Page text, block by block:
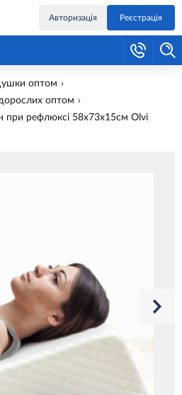
Авторизація Реєстрація
оптом
оптом
при рефлюксі 58х73х15см Olvi